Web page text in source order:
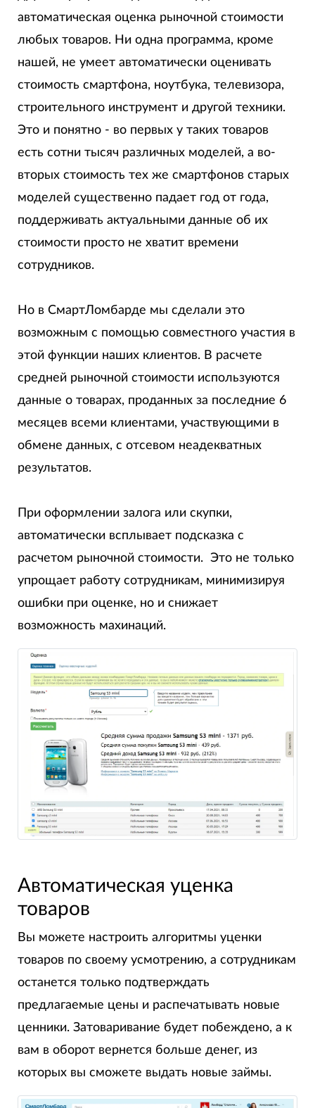
автоматическая оценка рыночной стоимости
любых товаров. Ни одна программа, кроме
нашей, не умеет автоматически оценивать
стоимость смартфона, ноутбука, телевизора,
строительного инструмент и другой техники.
Это и понятно - во первых у таких товаров
есть сотни тысяч различных моделей, а во-
вторых стоимость тех же смартфонов старых
моделей существенно падает год от года,
поддерживать актуальными данные об их
стоимости просто не хватит времени
сотрудников.
Но в СмартЛомбарде мы сделали это
возможным с помощью совместного участия в
этой функции наших клиентов. В расчете
средней рыночной стоимости используются
данные о товарах, проданных за последние 6
месяцев всеми клиентами, участвующими в
обмене данных, с отсевом неадекватных
результатов.
При оформлении залога или скупки,
автоматически всплывает подсказка с
расчетом рыночной стоимости. Это не только
упрощает работу сотрудникам, минимизируя
ошибки при оценке, но и снижает
возможность махинаций.
Автоматическая уценка
товаров
Вы можете настроить алгоритмы уценки
товаров по своему усмотрению, а сотрудникам
останется только подтверждать
предлагаемые цены и распечатывать новые
ценники. Затоваривание будет побеждено, а к
вам в оборот вернется больше денег, из
которых вы сможете выдать новые займы.